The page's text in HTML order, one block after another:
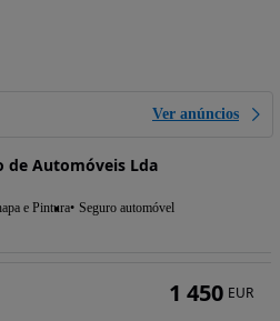
Ver anúncios
de Automóveis Lda
e Pintura Seguro automóvel
1 450 EUR